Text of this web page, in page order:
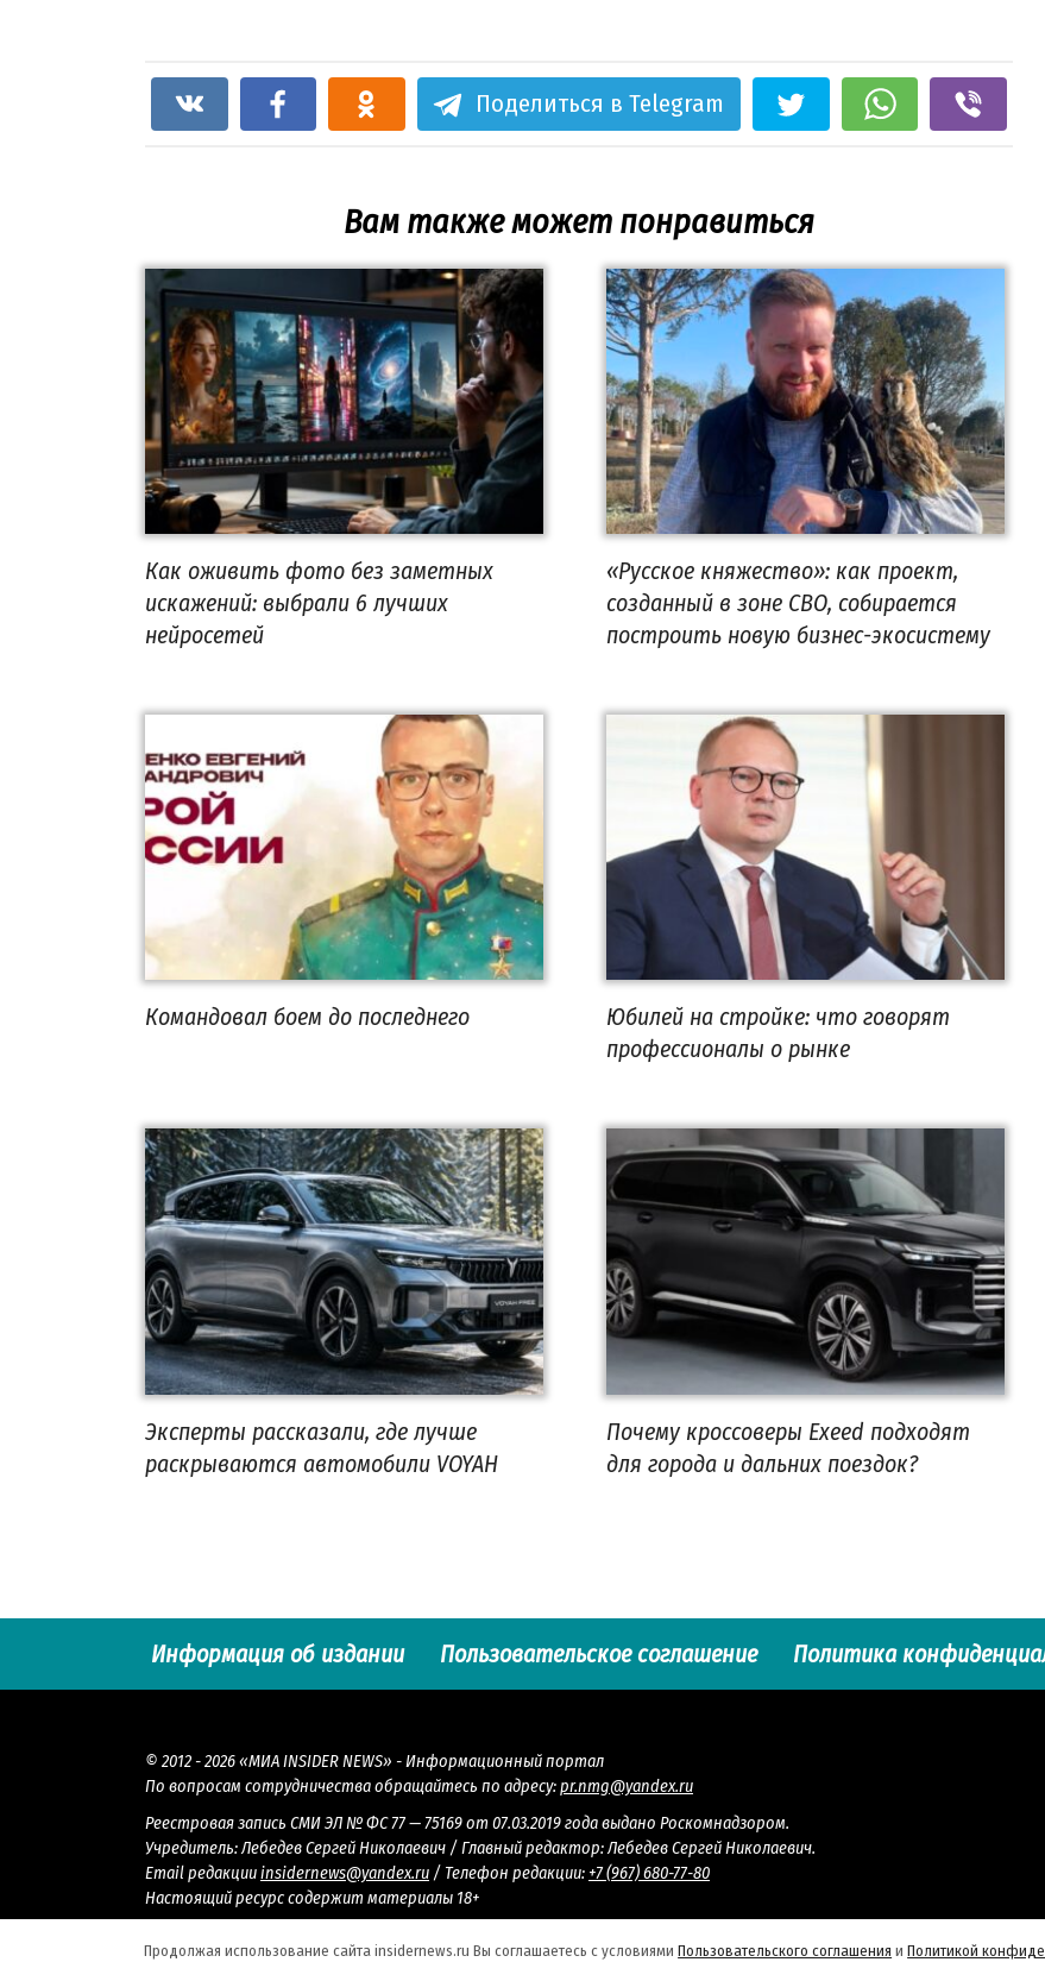
Поделиться в Telegram
Вам также может понравиться
Как оживить фото без заметных
искажений: выбрали 6 лучших
нейросетей
«Русское княжество»: как проект,
созданный в зоне СВО, собирается
построить новую бизнес-экосистему
Командовал боем до последнего
Юбилей на стройке: что говорят
профессионалы о рынке
Эксперты рассказали, где лучше
раскрываются автомобили VOYAH
Почему кроссоверы Exeed подходят
для города и дальних поездок?
Информация об издании Пользовательское соглашение Политика
© 2012 - 2026 «МИА INSIDER NEWS» - Информационный портал
По вопросам сотрудничества обращайтесь по адресу:pr.nmg@yandex.ru
Реестровая запись СМИ ЭЛ № ФС 77 — 75169 от 07.03.2019 года выдано Роскомнадзором.
Учредитель: Лебедев Сергей Николаевич / Главный редактор: Лебедев Сергей Николаевич.
Email редакцииinsidernews@yandex.ru / Телефон редакции: +7 (967) 680-77-80
Настоящий ресурс содержит материалы 18+
Продолжая использование сайта insidernews.ru Вы соглашаетесь с условиямиПользовательского соглашения иПолитикой